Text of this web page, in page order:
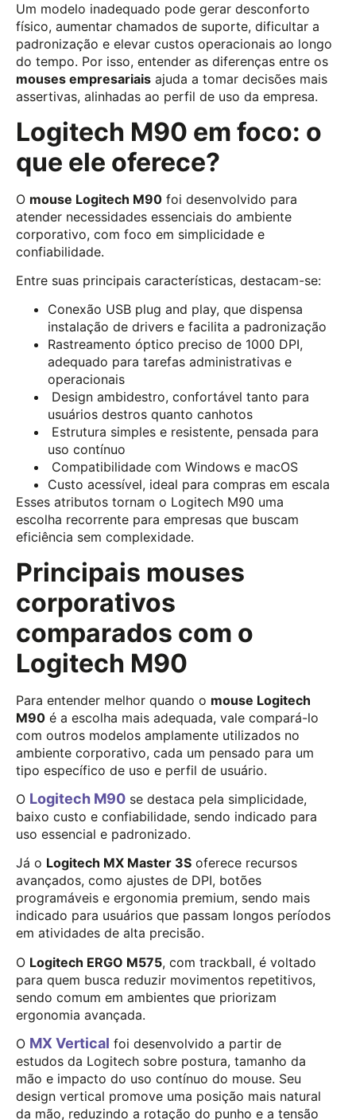
Um modelo inadequado pode gerar desconforto
físico, aumentar chamados de suporte, dificultar a
padronização e elevar custos operacionais ao longo
do tempo. Por isso, entender as diferenças entre os
mouses empresariais ajuda a tomar decisões mais
assertivas, alinhadas ao perfil de uso da empresa.
Logitech M90 em foco: o
que ele oferece?
O mouse Logitech M90 foi desenvolvido para
atender necessidades essenciais do ambiente
corporativo, com foco em simplicidade e
confiabilidade.
Entre suas principais características, destacam-se:
Conexão USB plug and play, que dispensa
instalação de drivers e facilita a padronização
Rastreamento óptico preciso de 1000 DPI,
adequado para tarefas administrativas e
operacionais
Design ambidestro, confortável tanto para
usuários destros quanto canhotos
Estrutura simples e resistente, pensada para
uso contínuo
Compatibilidade com Windows e macOS
Custo acessível, ideal para compras em escala
Esses atributos tornam o Logitech M90 uma
escolha recorrente para empresas que buscam
eficiência sem complexidade.
Principais mouses
corporativos
comparados com o
Logitech M90
Para entender melhor quando o mouse Logitech
M90 é a escolha mais adequada, vale compará-lo
com outros modelos amplamente utilizados no
ambiente corporativo, cada um pensado para um
tipo específico de uso e perfil de usuário.
O Logitech M90 se destaca pela simplicidade,
baixo custo e confiabilidade, sendo indicado para
uso essencial e padronizado.
Já o Logitech MX Master 3S oferece recursos
avançados, como ajustes de DPI, botões
programáveis e ergonomia premium, sendo mais
indicado para usuários que passam longos períodos
em atividades de alta precisão.
O Logitech ERGO M575, com trackball, é voltado
para quem busca reduzir movimentos repetitivos,
sendo comum em ambientes que priorizam
ergonomia avançada.
O MX Vertical foi desenvolvido a partir de
estudos da Logitech sobre postura, tamanho da
mão e impacto do uso contínuo do mouse. Seu
design vertical promove uma posição mais natural
da mão, reduzindo a rotação do punho e a tensão